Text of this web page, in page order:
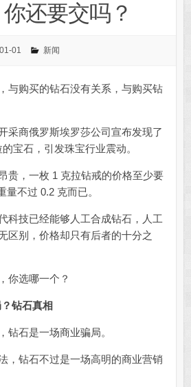
你还要交吗？
01 新闻
购买的钻石没有关系，与购买钻
商俄罗斯埃罗莎公司宣布发现了
宝石，引发珠宝行业震动。
，一枚 1 克拉钻戒的价格至少要
不过 0.2 克而已。
技已经能够人工合成钻石，人工
区别，价格却只有后者的十分之
选哪一个？
钻石真相
石是一场商业骗局。
钻石不过是一场高明的商业营销